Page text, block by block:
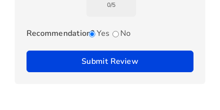
0/5
Recommendation? Yes No
Submit Review